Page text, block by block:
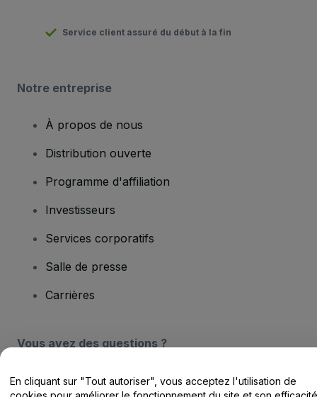
Service client assuré du début à la fin
Notre entreprise
À propos de nous
Distribution ouverte
Programme d'affiliation
Investisseurs
Services corporatifs
Salle de presse
Carrières
Vous avez des questions ?
Centre d'assistance / Nous contacter
En cliquant sur "Tout autoriser", vous acceptez l'utilisation de